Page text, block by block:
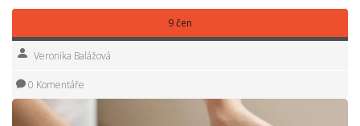
9 čen
Veronika Balážová
0 Komentáře